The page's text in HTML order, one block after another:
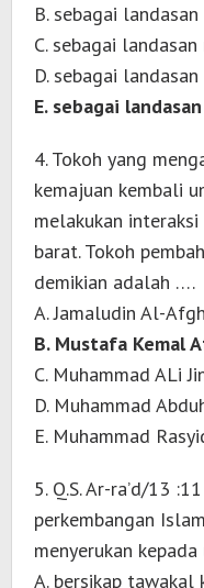
B. sebagai
C. sebagai
D. sebagai
E. sebagai
4. Tokoh yang
kemajuan kembali
melakukan
barat. Tokoh
demikian adalah ….
A. Jamaludin Al-
B. Mustafa Kemal
C. Muhammad ALi
D. Muhammad
E. Muhammad
5. Q.S. Ar-ra’d/13
perkembangan
menyerukan
A. bersikap tawakal